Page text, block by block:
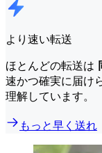
より速い転送
ほとんどの転送は
速かつ確実に届け
理解しています。
もっと早く送れ